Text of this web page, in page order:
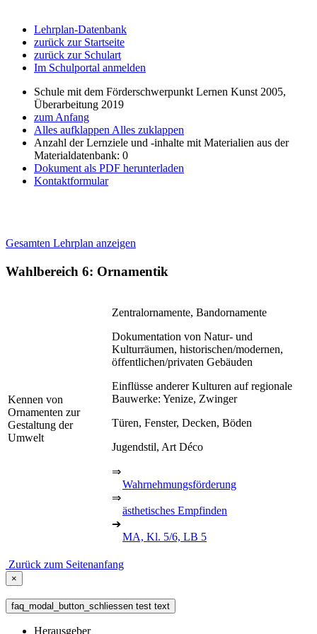
Lehrplan-Datenbank
zurück zur Startseite
zurück zur Schulart
Im Schulportal anmelden
Schule mit dem Förderschwerpunkt Lernen Kunst 2005,
Überarbeitung 2019
zum Anfang
Alles aufklappen Alles zuklappen
Anzahl der Lernziele und -inhalte mit Materialien aus der
Materialdatenbank: 0
Dokument als PDF herunterladen
Kontaktformular
Gesamten Lehrplan anzeigen
Wahlbereich 6: Ornamentik
Kennen von
Ornamenten zur
Gestaltung der
Umwelt
Zentralornamente, Bandornamente
Dokumentation von Natur- und
Kulturräumen, historischen/modernen,
öffentlichen/privaten Gebäuden
Einflüsse anderer Kulturen auf regionale
Bauwerke: Yenize, Zwinger
Türen, Fenster, Decken, Böden
Jugendstil, Art Déco
⇒
Wahrnehmungsförderung
⇒
ästhetisches Empfinden
➔
MA, Kl. 5/6, LB 5
Zurück zum Seitenanfang
×
faq_modal_button_schliessen test text
Herausgeber